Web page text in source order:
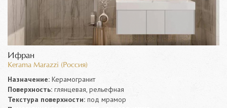
Ифран
Kerama Marazzi (Россия)
Назначение: Керамогранит
Поверхность: глянцевая, рельефная
Текстура поверхности: под мрамор